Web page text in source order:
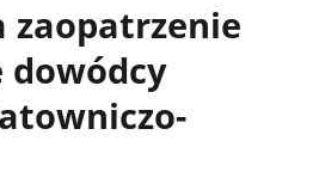
zaopatrzenie